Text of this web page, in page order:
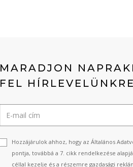
MARADJON
FEL HÍRLEVELÜNKRE
Hozzájárulok ahhoz, hogy az Általános
pontja, továbbá a 7. cikk rendelkezése
céllal kezelje és a részemre gazdasági